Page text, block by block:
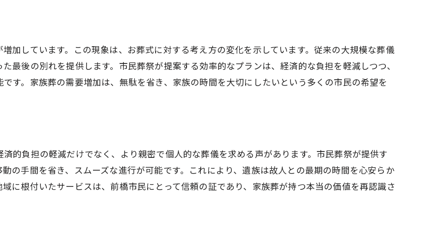
前橋市での家族葬の未来
市で葬儀を考える際のポイントと市民葬祭の魅力
葬儀を準備する上での基本知識
葬儀の選択肢を広げるためのヒント
前橋市民に愛される理由とは
加しています。この現象は、お葬式に対する考え方の変化を示しています。従来の大規模な葬儀
最後の別れを提供します。市民葬祭が提案する効率的なプランは、経済的な負担を軽減しつつ、
す。家族葬の需要増加は、無駄を省き、家族の時間を大切にしたいという多くの市民の希望を
的負担の軽減だけでなく、より親密で個人的な葬儀を求める声があります。市民葬祭が提供す
の手間を省き、スムーズな進行が可能です。これにより、遺族は故人との最期の時間を心安らか
に根付いたサービスは、前橋市民にとって信頼の証であり、家族葬が持つ本当の価値を再認識さ